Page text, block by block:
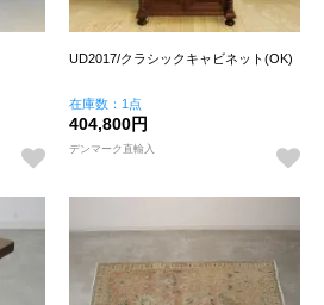
UD2017/クラシックキャビネット(OK)
在庫数：1点
404,800円
デンマーク直輸入